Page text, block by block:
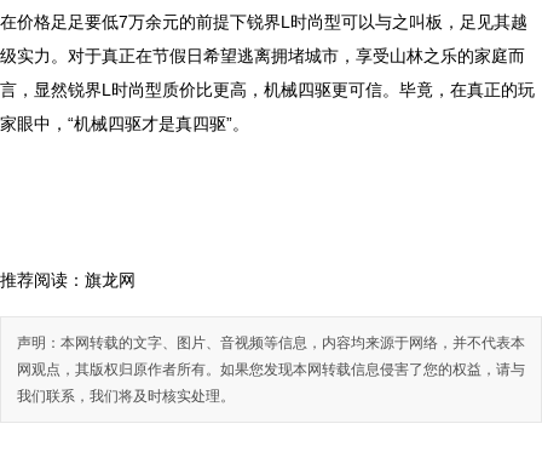
在价格足足要低7万余元的前提下锐界L时尚型可以与之叫板，足见其越
级实力。对于真正在节假日希望逃离拥堵城市，享受山林之乐的家庭而
言，显然锐界L时尚型质价比更高，机械四驱更可信。毕竟，在真正的玩
家眼中，“机械四驱才是真四驱”。
推荐阅读： 旗龙网
声明：本网转载的文字、图片、音视频等信息，内容均来源于网络，并不代表本
网观点，其版权归原作者所有。如果您发现本网转载信息侵害了您的权益，请与
我们联系，我们将及时核实处理。